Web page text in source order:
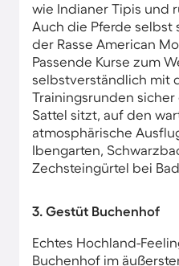
wie Indianer Tipis und
Auch die Pferde selbst
der Rasse American
Passende Kurse zum
selbstverständlich mit
Trainingsrunden
Sattel sitzt, auf den
atmosphärische
Ibengarten,
Zechsteingürtel bei
3. Gestüt Buchenhof
Echtes Hochland-
Buchenhof im